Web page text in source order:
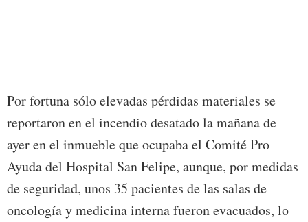
Por fortuna sólo elevadas pérdidas materiales se
reportaron en el incendio desatado la mañana de
ayer en el inmueble que ocupaba el Comité Pro
Ayuda del Hospital San Felipe, aunque, por medidas
de seguridad, unos 35 pacientes de las salas de
oncología y medicina interna fueron evacuados, lo